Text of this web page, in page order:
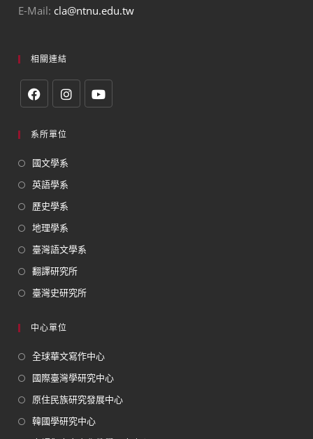
E-Mail: cla@ntnu.edu.tw
相關連結
系所單位
國文學系
英語學系
歷史學系
地理學系
臺灣語文學系
翻譯研究所
臺灣史研究所
中心單位
全球華文寫作中心
國際臺灣學研究中心
原住民族研究發展中心
韓國學研究中心